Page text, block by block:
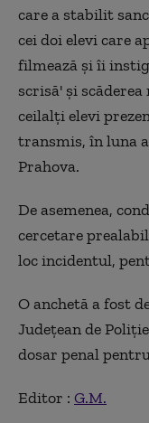
care a stabilit
cei doi elevi care
filmează şi îi
scrisă' şi
ceilalţi elevi
transmis, în luna
Prahova.
De asemenea,
cercetare
loc incidentul,
O anchetă a fost
Judeţean de
dosar penal
Editor : G.M.